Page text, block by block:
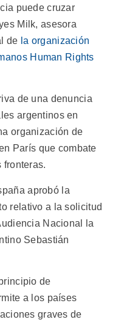
puede cruzar
Milk, asesora
de la organización
Human Rights
de una denuncia
argentinos en
organización de
París que combate
fronteras.
aprobó la
relativo a la solicitud
Nacional la
Sebastián
de
a los países
graves de